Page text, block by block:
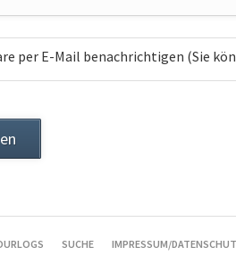
per E-Mail benachrichtigen (Sie
SUCHE IMPRESSUM/